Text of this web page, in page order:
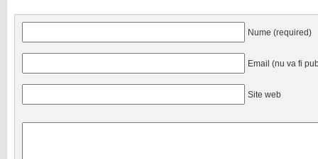
Nume (required)
Email (nu va fi
Site web